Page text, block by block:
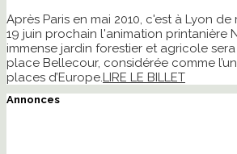
Après Paris en mai 2010, c'est à Lyon de
19 juin prochain l'animation printanière
immense jardin forestier et agricole
place Bellecour, considérée comme
places d’Europe.LIRE LE BILLET
Annonces